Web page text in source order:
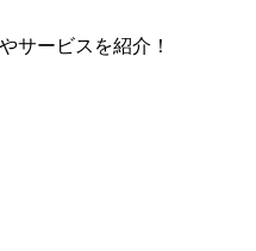
サービスを紹介！